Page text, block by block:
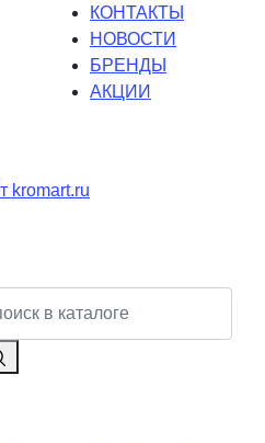
КОНТАКТЫ
НОВОСТИ
БРЕНДЫ
АКЦИИ